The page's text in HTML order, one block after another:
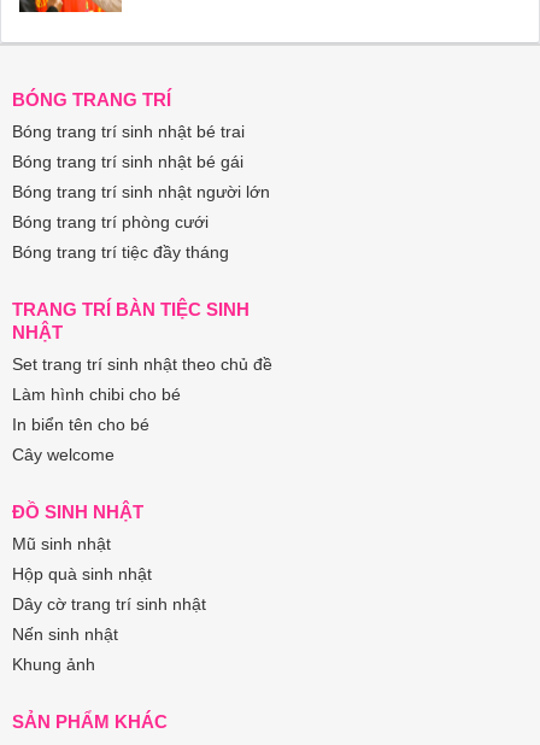
BÓNG TRANG TRÍ
Bóng trang trí sinh nhật bé trai
Bóng trang trí sinh nhật bé gái
Bóng trang trí sinh nhật người lớn
Bóng trang trí phòng cưới
Bóng trang trí tiệc đầy tháng
TRANG TRÍ BÀN TIỆC SINH
NHẬT
Set trang trí sinh nhật theo chủ đề
Làm hình chibi cho bé
In biển tên cho bé
Cây welcome
ĐỒ SINH NHẬT
Mũ sinh nhật
Hộp quà sinh nhật
Dây cờ trang trí sinh nhật
Nến sinh nhật
Khung ảnh
SẢN PHẨM KHÁC